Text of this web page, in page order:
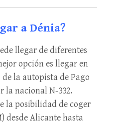
a Dénia?
llegar de diferentes
opción es llegar en
de la autopista de Pago
la nacional N-332.
la posibilidad de coger
desde Alicante hasta